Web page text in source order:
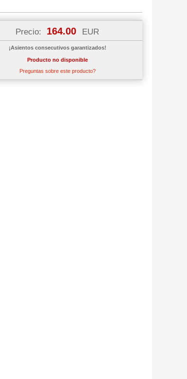
Precio: 164.00 EUR
¡Asientos consecutivos garantizados!
Producto no disponible
Preguntas sobre este producto?